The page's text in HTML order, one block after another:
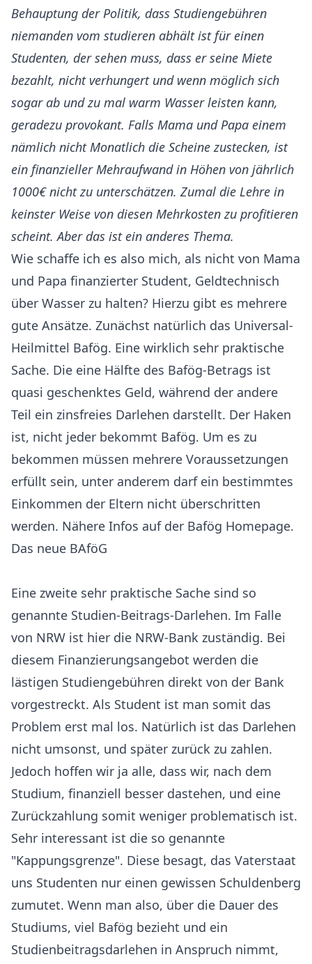
Behauptung der Politik, dass Studiengebühren
niemanden vom studieren abhält ist für einen
Studenten, der sehen muss, dass er seine Miete
bezahlt, nicht verhungert und wenn möglich sich
sogar ab und zu mal warm Wasser leisten kann,
geradezu provokant. Falls Mama und Papa einem
nämlich nicht Monatlich die Scheine zustecken, ist
ein finanzieller Mehraufwand in Höhen von jährlich
1000€ nicht zu unterschätzen. Zumal die Lehre in
keinster Weise von diesen Mehrkosten zu profitieren
scheint. Aber das ist ein anderes Thema.
Wie schaffe ich es also mich, als nicht von Mama
und Papa finanzierter Student, Geldtechnisch
über Wasser zu halten? Hierzu gibt es mehrere
gute Ansätze. Zunächst natürlich das Universal-
Heilmittel Bafög. Eine wirklich sehr praktische
Sache. Die eine Hälfte des Bafög-Betrags ist
quasi geschenktes Geld, während der andere
Teil ein zinsfreies Darlehen darstellt. Der Haken
ist, nicht jeder bekommt Bafög. Um es zu
bekommen müssen mehrere Voraussetzungen
erfüllt sein, unter anderem darf ein bestimmtes
Einkommen der Eltern nicht überschritten
werden. Nähere Infos auf der Bafög Homepage.
Das neue BAföG
Eine zweite sehr praktische Sache sind so
genannte Studien-Beitrags-Darlehen. Im Falle
von NRW ist hier die NRW-Bank zuständig. Bei
diesem Finanzierungsangebot werden die
lästigen Studiengebühren direkt von der Bank
vorgestreckt. Als Student ist man somit das
Problem erst mal los. Natürlich ist das Darlehen
nicht umsonst, und später zurück zu zahlen.
Jedoch hoffen wir ja alle, dass wir, nach dem
Studium, finanziell besser dastehen, und eine
Zurückzahlung somit weniger problematisch ist.
Sehr interessant ist die so genannte
"Kappungsgrenze". Diese besagt, das Vaterstaat
uns Studenten nur einen gewissen Schuldenberg
zumutet. Wenn man also, über die Dauer des
Studiums, viel Bafög bezieht und ein
Studienbeitragsdarlehen in Anspruch nimmt,